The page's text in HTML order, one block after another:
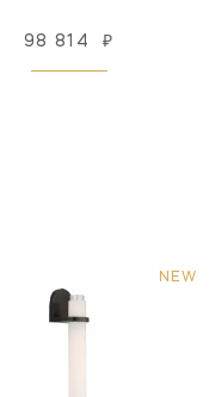
98 814 ₽
NEW